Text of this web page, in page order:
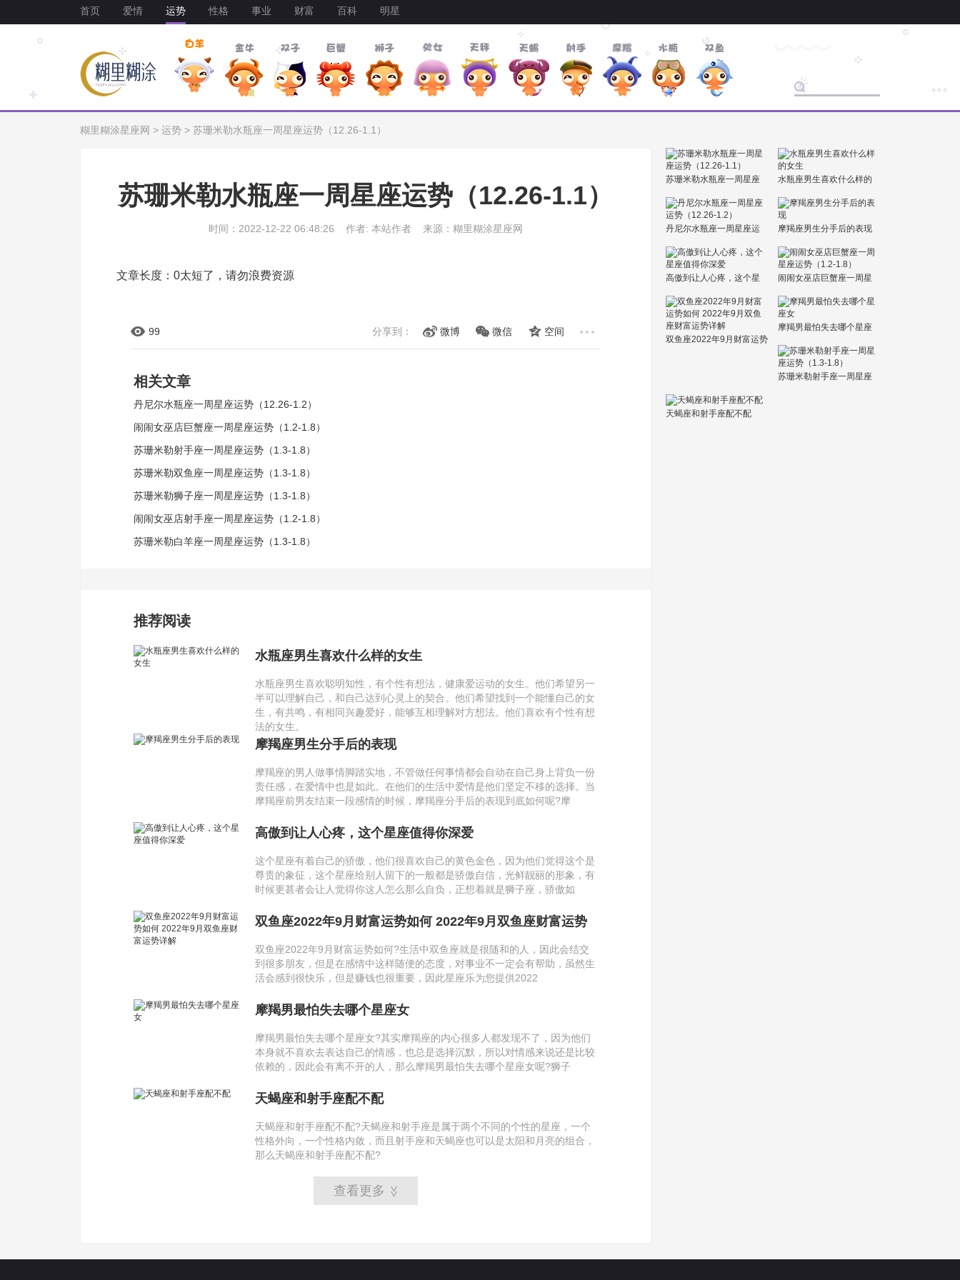
首页 爱情 运势 性格 事业 财富 百科 明星
糊里糊涂星座网 > 运势 > 苏珊米勒水瓶座一周星座运势（12.26-1.1）
苏珊米勒水瓶座一周星座运势（12.26-1.1）
时间：2022-12-22 06:48:26 作者: 本站作者 来源：糊里糊涂星座网
文章长度：0太短了，请勿浪费资源
99 分享到： 微博 微信 空间
相关文章
丹尼尔水瓶座一周星座运势（12.26-1.2）
闹闹女巫店巨蟹座一周星座运势（1.2-1.8）
苏珊米勒射手座一周星座运势（1.3-1.8）
苏珊米勒双鱼座一周星座运势（1.3-1.8）
苏珊米勒狮子座一周星座运势（1.3-1.8）
闹闹女巫店射手座一周星座运势（1.2-1.8）
苏珊米勒白羊座一周星座运势（1.3-1.8）
推荐阅读
水瓶座男生喜欢什么样的女生
水瓶座男生喜欢聪明知性，有个性有想法，健康爱运动的女生。他们希望另一
半可以理解自己，和自己达到心灵上的契合。他们希望找到一个能懂自己的女
生，有共鸣，有相同兴趣爱好，能够互相理解对方想法。​​他们喜欢有个性有想
法的女生。
摩羯座男生分手后的表现
摩羯座的男人做事情脚踏实地，不管做任何事情都会自动在自己身上背负一份
责任感，在爱情中也是如此。在他们的生活中爱情是他们坚定不移的选择。当
摩羯座前男友结束一段感情的时候，摩羯座分手后的表现到底如何呢?摩
高傲到让人心疼，这个星座值得你深爱
这个星座有着自己的骄傲，他们很喜欢自己的黄色金色，因为他们觉得这个是
尊贵的象征，这个星座给别人留下的一般都是骄傲自信，光鲜靓丽的形象，有
时候更甚者会让人觉得你这人怎么那么自负，正想着就是狮子座，骄傲如
双鱼座2022年9月财富运势如何 2022年9月双鱼座财富运势
详解
双鱼座2022年9月财富运势如何?生活中双鱼座就是很随和的人，因此会结交
到很多朋友，但是在感情中这样随便的态度，对事业不一定会有帮助，虽然生
活会感到很快乐，但是赚钱也很重要，因此星座乐为您提供2022
摩羯男最怕失去哪个星座女
摩羯男最怕失去哪个星座女?其实摩羯座的内心很多人都发现不了，因为他们
本身就不喜欢去表达自己的情感，也总是选择沉默，所以对情感来说还是比较
依赖的，因此会有离不开的人，那么摩羯男最怕失去哪个星座女呢?狮子
天蝎座和射手座配不配
天蝎座和射手座配不配?天蝎座和射手座是属于两个不同的个性的星座，一个
性格外向，一个性格内敛，而且射手座和天蝎座也可以是太阳和月亮的组合，
那么天蝎座和射手座配不配?
查看更多 >>
苏珊米勒水瓶座一周星座
水瓶座男生喜欢什么样的
丹尼尔水瓶座一周星座运
摩羯座男生分手后的表现
高傲到让人心疼，这个星
闹闹女巫店巨蟹座一周星
双鱼座2022年9月财富运势
摩羯男最怕失去哪个星座
苏珊米勒射手座一周星座
天蝎座和射手座配不配